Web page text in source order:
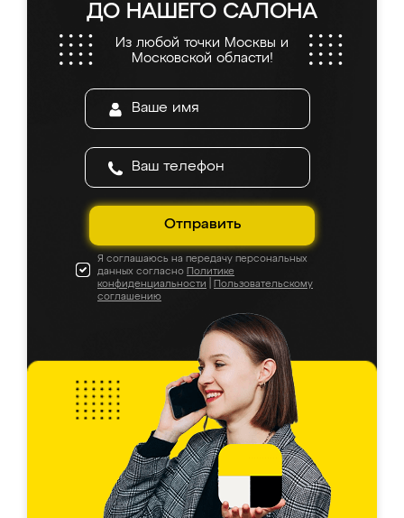
ДО НАШЕГО САЛОНА
Из любой точки Москвы и
Московской области!
Отправить
Я соглашаюсь на передачу персональных
данных согласно Политике
конфиденциальности
Пользовательскому
соглашению